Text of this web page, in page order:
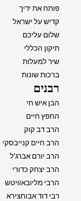
פותח את ידיך
קדיש על ישראל
שלום עליכם
תיקון הכללי
שיר למעלות
ברכות שונות
רבנים
הבן איש חי
החפץ חיים
הרב דב קוק
הרב חיים קנייבסקי
הרב יורם אברג'ל
הרב יצחק כדורי
הרבי מליובאוויטש
רבי דוד אבוחצירא